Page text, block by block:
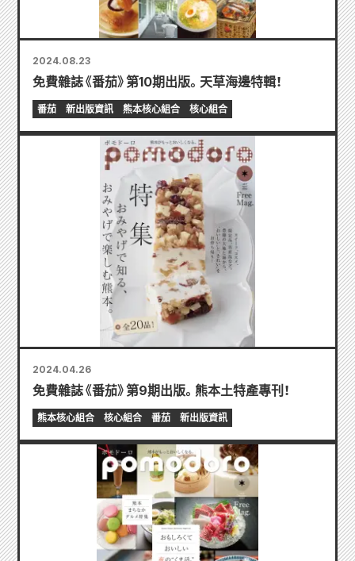
2024.08.23
免費雜誌《番茄》第10期出版。天草海邊特輯！
番茄 新出版資訊 熊本核心組合 核心組合
2024.04.26
免費雜誌《番茄》第9期出版。熊本土特產專刊！
熊本核心組合 核心組合 番茄 新出版資訊